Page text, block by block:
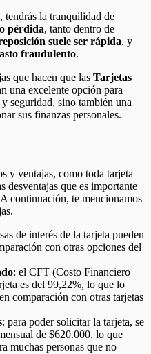
tendrás la tranquilidad de
pérdida, tanto dentro de
suele ser rápida, y
fraudulento.
que hacen que las Tarjetas
una excelente opción para
seguridad, sino también una
sus finanzas personales.
y ventajas, como toda tarjeta
desventajas que es importante
continuación, te mencionamos
de interés de la tarjeta pueden
con otras opciones del
: el CFT (Costo Financiero
es del 99,22%, lo que lo
comparación con otras tarjetas
: para poder solicitar la tarjeta, se
de $620.000, lo que
muchas personas que no